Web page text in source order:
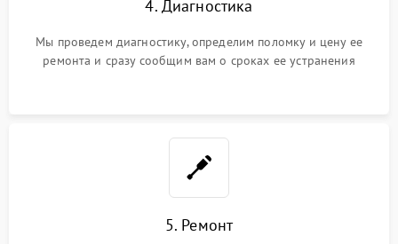
4. Диагностика
Мы проведем диагностику, определим поломку и цену ее
ремонта и сразу сообщим вам о сроках ее устранения
5. Ремонт